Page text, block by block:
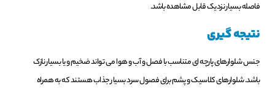
فاصله بسیار نزدیک قابل مشاهده باشد.
نتیجه گیری
جنس شلوارهای پارچه ای متناسب با فصل و آب و هوا می تواند ضخیم و یا بسیار نازک
باشد. شلوارهای کلاسیک و پشم برای فصول سرد بسیار جذاب هستند که به همراه